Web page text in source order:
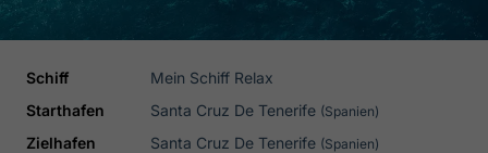
Schiff
Mein Schiff Relax
Starthafen
Santa Cruz De Tenerife (Spanien)
Zielhafen Santa Cruz De Tenerife (Spanien)